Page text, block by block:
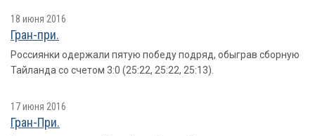
18 июня 2016
Гран-при.
Россиянки одержали пятую победу подряд, обыграв сборную
Тайланда со счетом 3:0 (25:22, 25:22, 25:13).
17 июня 2016
Гран-При.